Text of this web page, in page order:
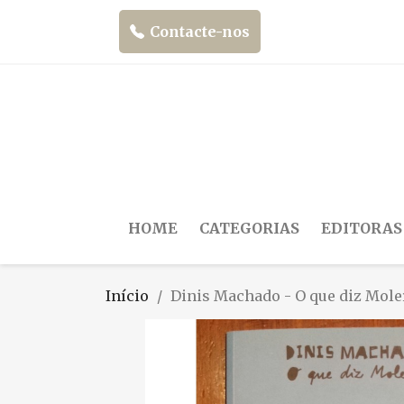
Contacte-nos
HOME CATEGORIAS EDITORAS
Início Dinis Machado - O que diz